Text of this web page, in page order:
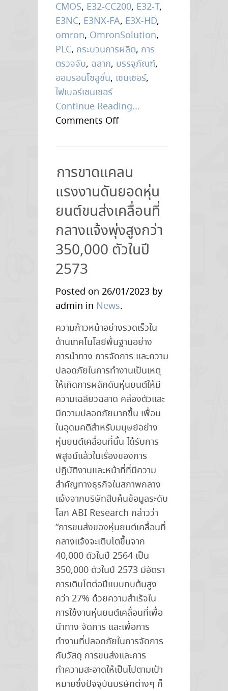
CMOS, E32-CC200, E32-T,
E3NC, E3NX-FA, E3X-HD,
omron, OmronSolution,
PLC, กระบวนการผลิต, การ
ตรวจจับ, ฉลาก, บรรจุภัณฑ์,
ออมรอนโซลูชั่น, เซนเซอร์,
ไฟเบอร์เซนเซอร์
Continue Reading...
Comments Offon
แก้
ได้
ด้วย..Omron
Solution
–
[
สอบ
ความ
ต้อง
ครบ
ถ้วน
ของ
สินค้า
และ
บรรจุ
ภัณฑ์
]
การขาดแคลน
แรงงานดันยอดหุ่น
ยนต์ขนส่งเคลื่อนที่
กลางแจ้งพุ่งสูงกว่า
350,000 ตัวในปี
2573
Posted on 26/01/2023 by
admin in News.
ความก้าวหน้าอย่างรวดเร็วใน
ด้านเทคโนโลยีพื้นฐานอย่าง
การนำทาง การจัดการ และความ
ปลอดภัยในการทำงานเป็นเหตุ
ให้เกิดการผลักดันหุ่นยนต์ให้มี
ความเฉลียวฉลาด คล่องตัวและ
มีความปลอดภัยมากขึ้น เพื่อน
ในอุดมคติสำหรับมนุษย์อย่าง
หุ่นยนต์เคลื่อนที่นั้น ได้รับการ
พิสูจน์แล้วในเรื่องของการ
ปฏิบัติงานและหน้าที่ที่มีความ
สำคัญทางธุรกิจในสภาพกลาง
แจ้งจากบริษัทสืบค้นข้อมูลระดับ
โลก ABI Research กล่าวว่า
“การขนส่งของหุ่นยนต์เคลื่อนที่
กลางแจ้งจะเติบโตขึ้นจาก
40,000 ตัวในปี 2564 เป็น
350,000 ตัวในปี 2573 มีอัตรา
การเติบโตต่อปีแบบทบต้นสูง
กว่า 27% ด้วยความสำเร็จใน
การใช้งานหุ่นยนต์เคลื่อนที่เพื่อ
นำทาง จัดการ และเพื่อการ
ทำงานที่ปลอดภัยในการจัดการ
กับวัสดุ การขนส่งและการ
ทำความสะอาดให้เป็นไปตามเป้า
หมายซึ่งปัจจุบันบริษัทต่างๆ ก็